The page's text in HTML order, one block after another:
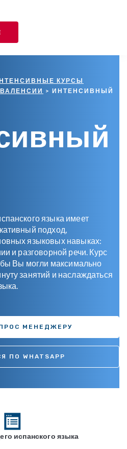
КУРСЫ
> ИНТЕНСИВНЫЙ
языка имеет
подход,
языковых навыках:
и разговорной речи. Курс
Вы могли максимально
занятий и наслаждаться
МЕНЕДЖЕРУ
ПО WHATSAPP
испанского языка